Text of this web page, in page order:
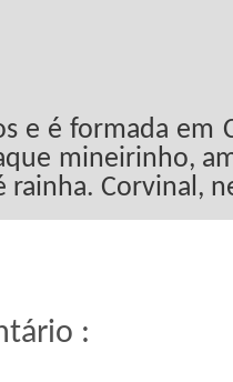
e é formada em
mineirinho,
rainha. Corvinal,
: